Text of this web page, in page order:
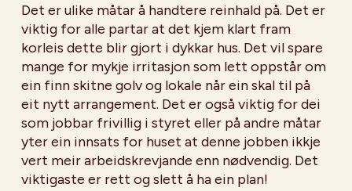
Det er ulike måtar å handtere reinhald på. Det er
viktig for alle partar at det kjem klart fram
korleis dette blir gjort i dykkar hus. Det vil spare
mange for mykje irritasjon som lett oppstår om
ein finn skitne golv og lokale når ein skal til på
eit nytt arrangement. Det er også viktig for dei
som jobbar frivillig i styret eller på andre måtar
yter ein innsats for huset at denne jobben ikkje
vert meir arbeidskrevjande enn nødvendig. Det
viktigaste er rett og slett å ha ein plan!